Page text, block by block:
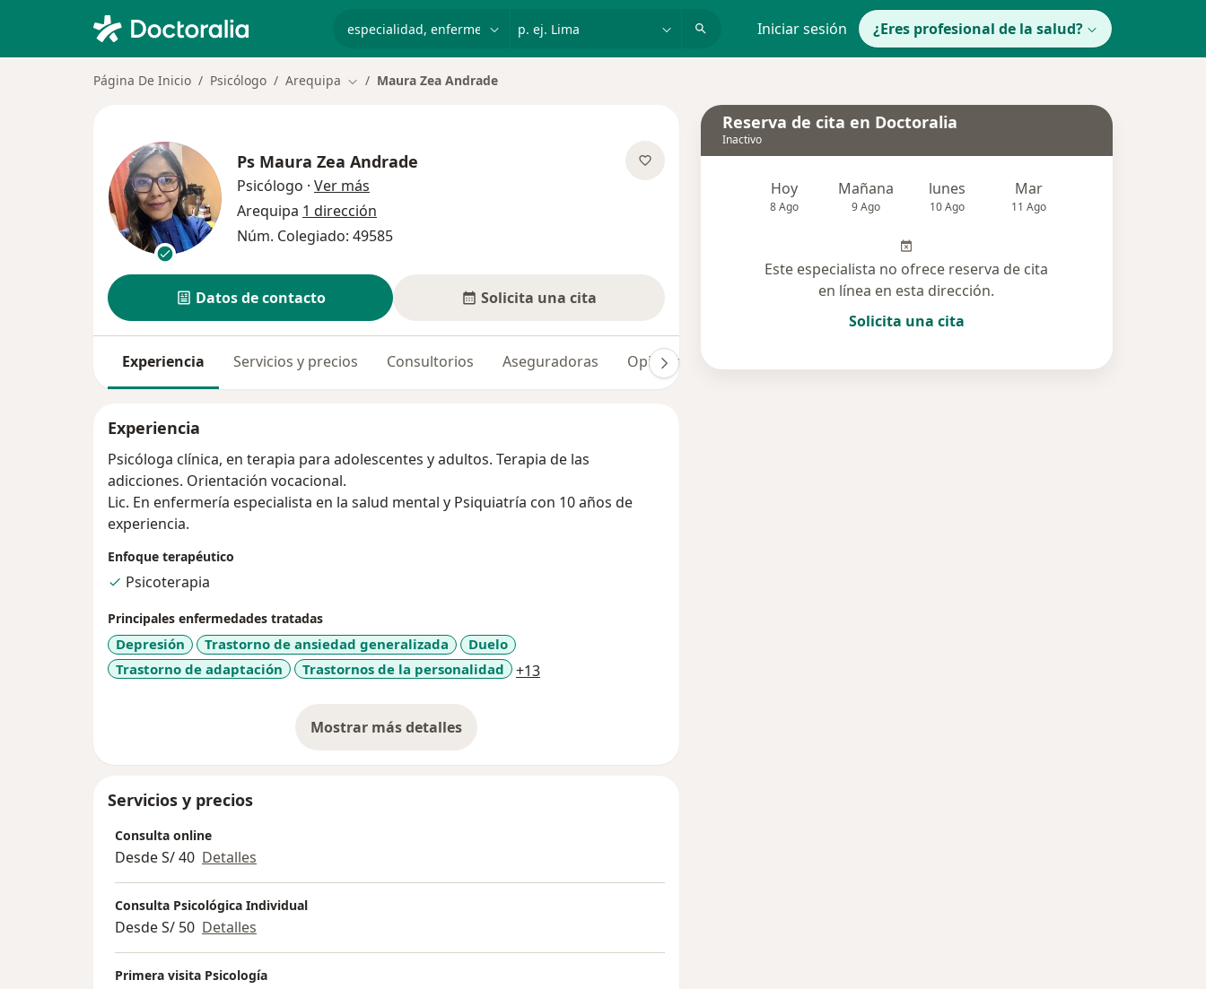
Iniciar sesión ¿Eres profesional de la salud?
Página De Inicio Psicólogo Arequipa Cambiar de ciudad
Maura Zea Andrade
Ps Maura Zea Andrade
Psicólogo · Ver más
Arequipa 1 dirección
Núm. Colegiado: 49585
Datos de contacto Solicita una cita
Experiencia Servicios y precios Consultorios Aseguradoras Opiniones
Experiencia
Psicóloga clínica, en terapia para adolescentes y adultos. Terapia de las
adicciones. Orientación vocacional.
Lic. En enfermería especialista en la salud mental y Psiquiatría con 10 años de
experiencia.
Enfoque terapéutico
Psicoterapia
Principales enfermedades tratadas
Depresión Trastorno de ansiedad generalizada
Duelo
Trastorno de adaptación
Trastornos de la personalidad +13a11y_sr_more_diseases
Mostrar más detalles
sobre la experiencia
Servicios y precios
Consulta online
Desde S/ 40 Detalles
Consulta Psicológica Individual
Desde S/ 50 Detalles
Primera visita Psicología
Reserva de cita en Doctoralia
Inactivo
Hoy
8 Ago
Mañana
9 Ago
lunes
10 Ago
Mar
11 Ago
Este especialista no ofrece reserva de cita
en línea en esta dirección.
Solicita una cita